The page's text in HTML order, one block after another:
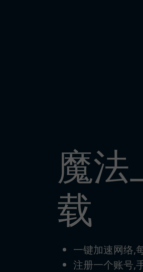
魔法
载
一键加速网络,
注册一个账号,